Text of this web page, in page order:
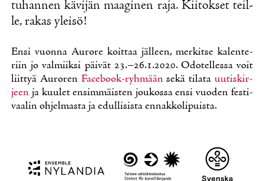
tu­han­nen kä­vi­jän maa­gi­nen ra­ja. Kii­tok­set teil­
le, ra­kas ylei­sö!
En­si vuon­na Au­ro­re koit­taa jäl­leen, mer­kit­se ka­len­te­
riin jo val­miik­si päi­vät 23.–26.1.2020. Odo­tel­les­sa voit
liit­tyä Au­ro­ren Face­book-ryh­määnse­kä ti­la­ta uu­tis­kir­
jeen ja kuu­let en­sim­mäis­ten jou­kos­sa en­si vuo­den fes­ti­
vaa­lin oh­jel­mas­ta ja edul­li­sis­ta en­nak­ko­li­puis­ta.